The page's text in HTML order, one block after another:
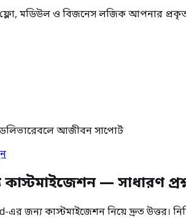
ফ্লো, মডিউল ও বিজনেস লজিক আপনার
আজীবন সাপোর্ট
— সাধারণ
জন্য কাস্টমাইজেশন নিয়ে দ্রুত উত্তর।